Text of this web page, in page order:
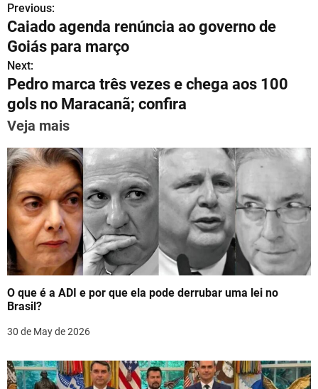
at
s
A
p
p
gr
a
m
c
e
b
o
o
ai
l
e
e
n
e
P
o
s
t
n
a
v
i
g
a
t
i
o
n
Previous:
Caiado agenda renúncia ao governo de
Goiás para março
Next:
Pedro marca três vezes e chega aos 100
gols no Maracanã; confira
Veja mais
O que é a ADI e por que ela pode derrubar uma lei no
Brasil?
30 de May de 2026